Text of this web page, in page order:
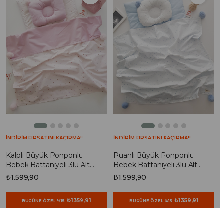
Kalpli Büyük Ponponlu
Bebek Battaniyeli 3lü Alt
Açma Seti
₺1.599,90
BUGÜNE ÖZEL %15 ₺1359,91
İNDİRİM FIRSATINI KAÇIRMA!!
Puanlı Büyük Ponponlu
Bebek Battaniyeli 3lü Alt
Açma Seti
₺1.599,90
BUGÜNE ÖZEL %15 ₺1359,91
İNDİRİM FIRSATINI KAÇIRMA!!